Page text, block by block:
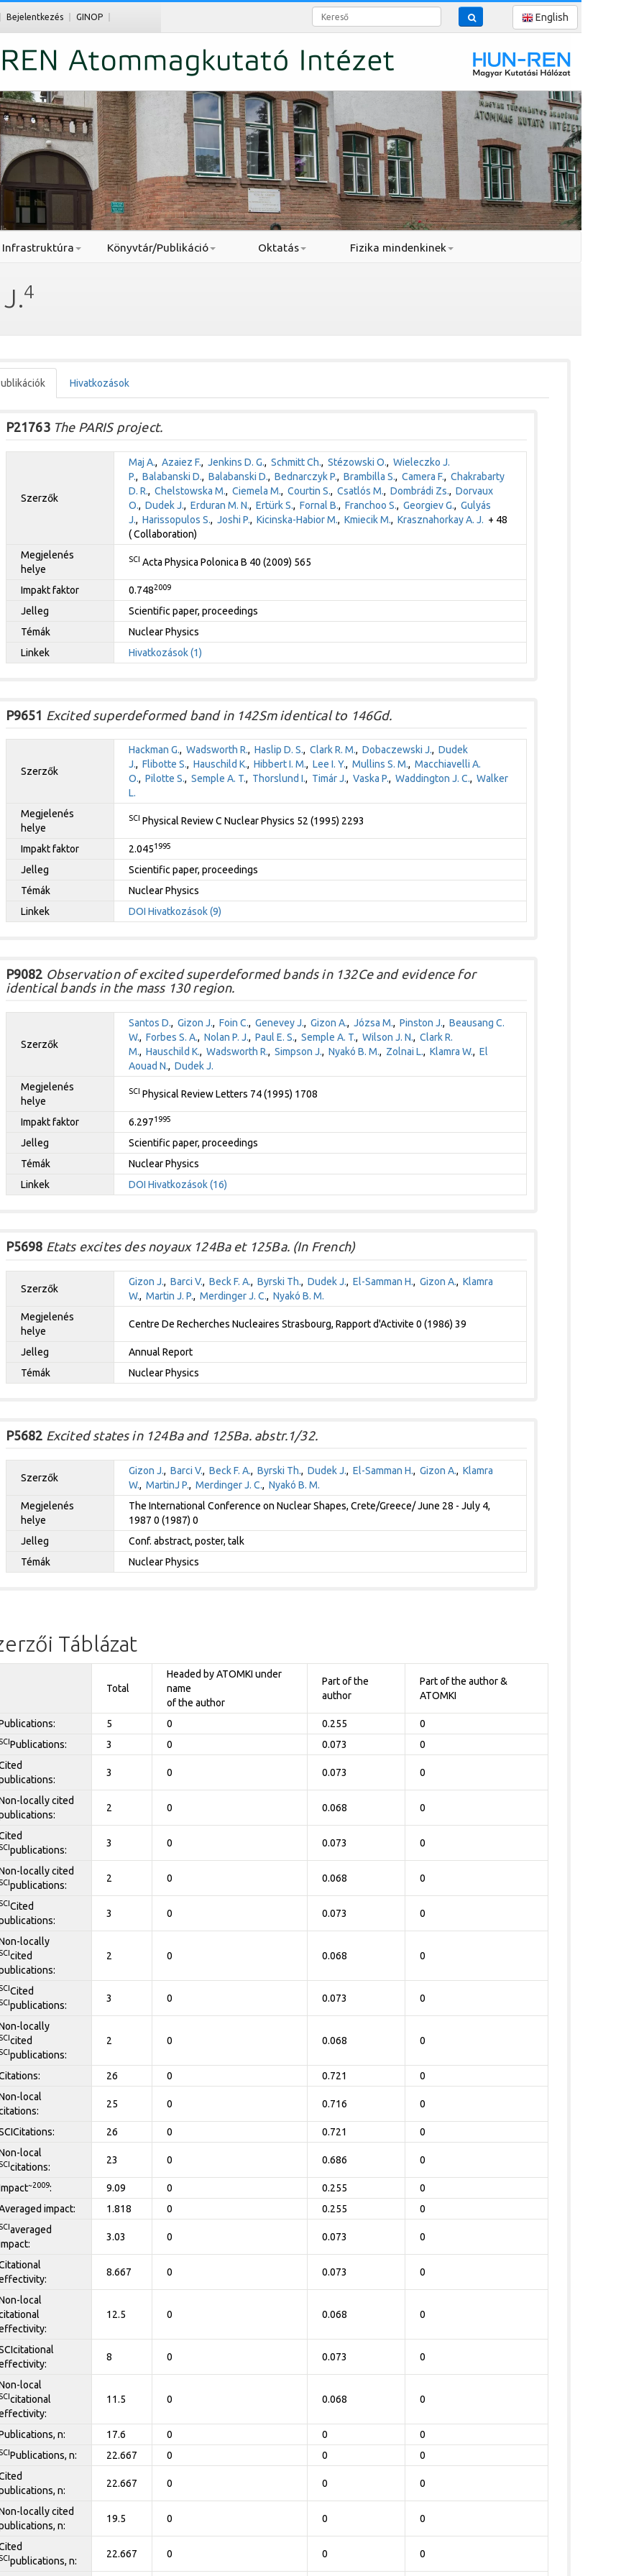
Bejelentkezés GINOP Kereső English
Infrastruktúra Könyvtár/Publikáció Oktatás Fizika mindenkinek
4
Hivatkozások
P21763The PARIS project.
Szerzők
Maj A., Azaiez F., Jenkins D. G., Schmitt Ch., Stézowski O., Wieleczko J.
P., Balabanski D., Balabanski D., Bednarczyk P., Brambilla S., Camera F., Chakrabarty
D. R., Chelstowska M., Ciemela M., Courtin S., Csatlós M., Dombrádi Zs., Dorvaux
O., Dudek J., Erduran M. N., Ertürk S., Fornal B., Franchoo S., Georgiev G., Gulyás
J., Harissopulos S., Joshi P., Kicinska-Habior M., Kmiecik M., Krasznahorkay A. J. + 48
( Collaboration)
Megjelenés
helye
SCI Acta Physica Polonica B 40 (2009) 565
Impakt faktor 0.7482009
Jelleg
Scientific paper, proceedings
Témák
Nuclear Physics
Linkek
Hivatkozások (1)
P9651 Excited superdeformed band in 142Sm identical to 146Gd.
Szerzők
Hackman G., Wadsworth R., Haslip D. S., Clark R. M., Dobaczewski J., Dudek
J., Flibotte S., Hauschild K., Hibbert I. M., Lee I. Y., Mullins S. M., Macchiavelli A.
O., Pilotte S., Semple A. T., Thorslund I., Timár J., Vaska P., Waddington J. C., Walker
L.
Megjelenés
helye
SCI Physical Review C Nuclear Physics 52 (1995) 2293
Impakt faktor 2.0451995
Jelleg
Scientific paper, proceedings
Témák
Nuclear Physics
Linkek
DOI Hivatkozások (9)
P9082 Observation of excited superdeformed bands in 132Ce and evidence for
identical bands in the mass 130 region.
Szerzők
Santos D., Gizon J., Foin C., Genevey J., Gizon A., Józsa M., Pinston J., Beausang C.
W., Forbes S. A., Nolan P. J., Paul E. S., Semple A. T., Wilson J. N., Clark R.
M., Hauschild K., Wadsworth R., Simpson J., Nyakó B. M., Zolnai L., Klamra W., El
Aouad N., Dudek J.
Megjelenés
helye
SCI Physical Review Letters 74 (1995) 1708
Impakt faktor 6.2971995
Jelleg
Scientific paper, proceedings
Témák
Nuclear Physics
Linkek
DOI Hivatkozások (16)
P5698 Etats excites des noyaux 124Ba et 125Ba. (In French)
Szerzők
Gizon J., Barci V., Beck F. A., Byrski Th., Dudek J., El-Samman H., Gizon A., Klamra
W., Martin J. P., Merdinger J. C., Nyakó B. M.
Megjelenés
helye
Centre De Recherches Nucleaires Strasbourg, Rapport d'Activite 0 (1986) 39
Jelleg
Annual Report
Témák
Nuclear Physics
P5682 Excited states in 124Ba and 125Ba. abstr.1/32.
Szerzők
Gizon J., Barci V., Beck F. A., Byrski Th., Dudek J., El-Samman H., Gizon A., Klamra
W., MartinJ P., Merdinger J. C., Nyakó B. M.
Megjelenés
helye
The International Conference on Nuclear Shapes, Crete/Greece/ June 28 - July 4,
1987 0 (1987) 0
Jelleg
Conf. abstract, poster, talk
Témák
Nuclear Physics
Táblázat
Total
Headed by ATOMKI under
name
of the author
Part of the
author
Part of the author &
ATOMKI
5 0 0.255 0
Publications: 3 0 0.073
0
3 0 0.073 0
locally cited
2 0 0.068 0
publications:
3 0 0.073 0
locally cited
publications:
2 0 0.068 0
Cited
3 0 0.073 0
locally
cited
2 0 0.068 0
Cited
publications:
3 0 0.073 0
locally
cited
publications:
2 0 0.068 0
26 0 0.721
0
local
25 0 0.716 0
26 0 0.721
0
local
citations:
23 0 0.686 0
~2009: 9.09 0 0.255
0
impact:
1.818 0 0.255 0
averaged
3.03 0 0.073 0
8.667 0 0.073 0
local
12.5 0 0.068 0
8 0 0.073 0
local
citational
11.5 0 0.068 0
n: 17.6 0 0 0
Publications, n: 22.667 0 0
0
n:
22.667 0 0 0
locally cited
n:
19.5 0 0 0
publications, n:
22.667 0 0 0